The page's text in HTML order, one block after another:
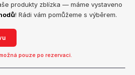
produkty zblízka — máme vystaveno
! Rádi vám pomůžeme s výběrem.
pouze po rezervaci.